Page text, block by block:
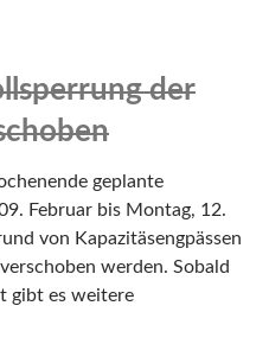
der
geplante
Februar bis Montag, 12.
von Kapazitäsengpässen
werden. Sobald
gibt es weitere